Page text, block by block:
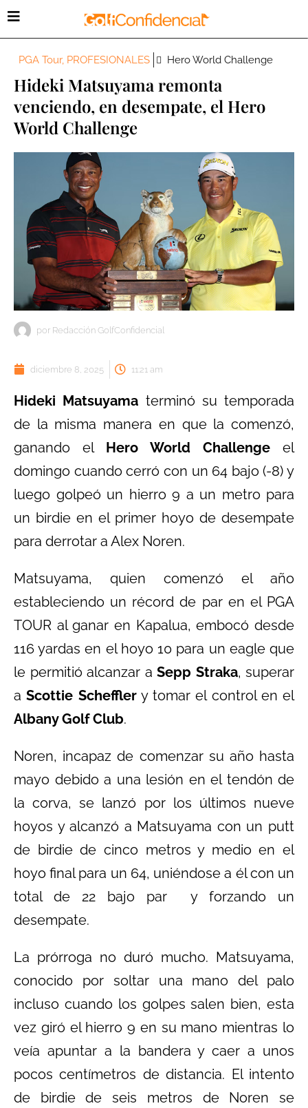
PGA Tour, PROFESIONALES Hero World Challenge
Hideki Matsuyama remonta
venciendo, en desempate, el Hero
World Challenge
por Redacción GolfConfidencial
diciembre 8, 2025 11:21 am
Hideki Matsuyama terminó su temporada
de la misma manera en que la comenzó,
ganando el Hero World Challenge el
domingo cuando cerró con un 64 bajo (-8) y
luego golpeó un hierro 9 a un metro para
un birdie en el primer hoyo de desempate
para derrotar a Alex Noren.
Matsuyama, quien comenzó el año
estableciendo un récord de par en el PGA
TOUR al ganar en Kapalua, embocó desde
116 yardas en el hoyo 10 para un eagle que
le permitió alcanzar a Sepp Straka, superar
aScottie Schefflery tomar el control en el
Albany Golf Club.
Noren, incapaz de comenzar su año hasta
mayo debido a una lesión en el tendón de
la corva, se lanzó por los últimos nueve
hoyos y alcanzó a Matsuyama con un putt
de birdie de cinco metros y medio en el
hoyo final para un 64, uniéndose a él con un
total de 22 bajo par y forzando un
desempate.
La prórroga no duró mucho. Matsuyama,
conocido por soltar una mano del palo
incluso cuando los golpes salen bien, esta
vez giró el hierro 9 en su mano mientras lo
veía apuntar a la bandera y caer a unos
pocos centímetros de distancia. El intento
de birdie de seis metros de Noren se